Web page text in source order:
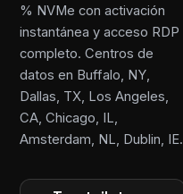
% NVMe con activación
instantánea y acceso RDP
completo. Centros de
datos en Buffalo, NY,
Dallas, TX, Los Angeles,
CA, Chicago, IL,
Amsterdam, NL, Dublin, IE.